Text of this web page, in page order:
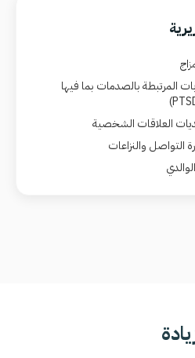
المرتبطة بالصدمات بما فيها
العلاقات الشخصية
التواصل والنزاعات